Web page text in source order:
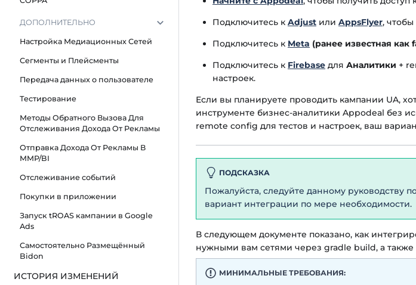
ДОПОЛНИТЕЛЬНО
Настройка Медиационных Сетей
Сегменты и Плейсменты
Передача данных о пользователе
Тестирование
Методы Обратного Вызова Для
Отслеживания Дохода От Рекламы
Отправка Дохода От Рекламы В
MMP/BI
Отслеживание событий
Покупки в приложении
Запуск tROAS кампании в Google
Ads
Самостоятельно Размещённый
Bidon
ИСТОРИЯ ИЗМЕНЕНИЙ
Подключитесь к Adjust или AppsFlyer,
Подключитесь к Meta (ранее известная как
Подключитесь к Firebase для Аналитики +
настроек.
Если вы планируете проводить кампании UA,
инструменте бизнес-аналитики Appodeal без
remote config для тестов и настроек, ваш
ПОДСКАЗКА
Пожалуйста, следуйте данному руководству
вариант интеграции по мере необходимости.
В следующем документе показано, как
нужными вам сетями через gradle build, а
МИНИМАЛЬНЫЕ ТРЕБОВАНИЯ: